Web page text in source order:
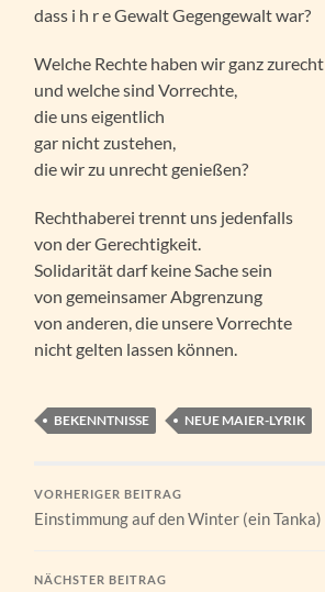
dass i h r e Gewalt Gegengewalt war?
Welche Rechte haben wir ganz zurecht
und welche sind Vorrechte,
die uns eigentlich
gar nicht zustehen,
die wir zu unrecht genießen?
Rechthaberei trennt uns jedenfalls
von der Gerechtigkeit.
Solidarität darf keine Sache sein
von gemeinsamer Abgrenzung
von anderen, die unsere Vorrechte
nicht gelten lassen können.
BEKENNTNISSE NEUE MAIER-LYRIK
VORHERIGER BEITRAG
Einstimmung auf den Winter (ein Tanka)
NÄCHSTER BEITRAG